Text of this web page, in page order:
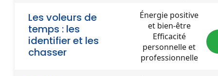
Les voleurs de
temps : les
identifier et les
chasser
Énergie positive
et bien-être
Efficacité
personnelle et
professionnelle